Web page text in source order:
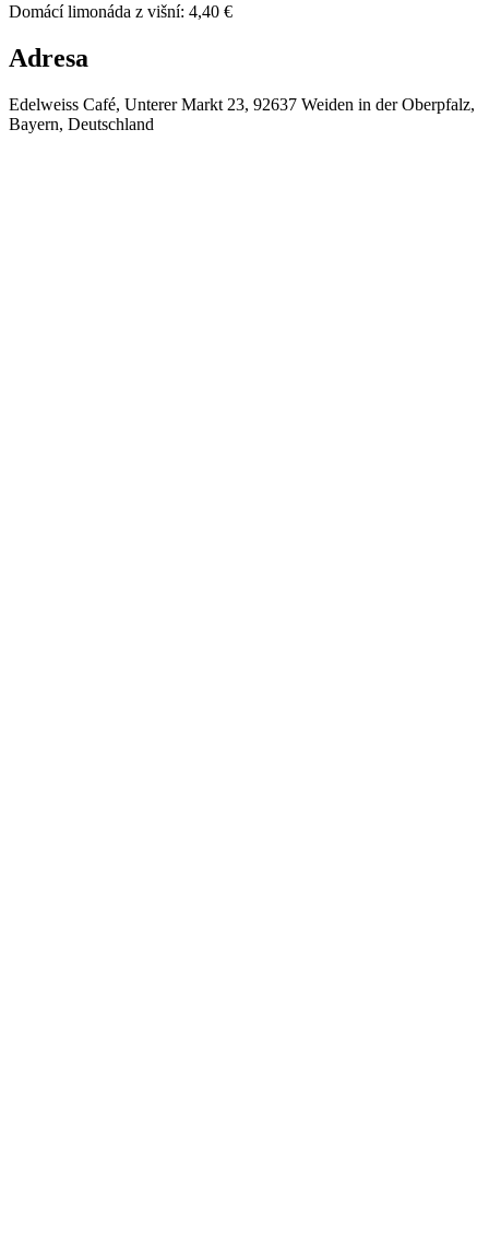
Domácí limonáda z višní: 4,40 €
Adresa
Edelweiss Café, Unterer Markt 23, 92637 Weiden in der Oberpfalz,
Bayern, Deutschland